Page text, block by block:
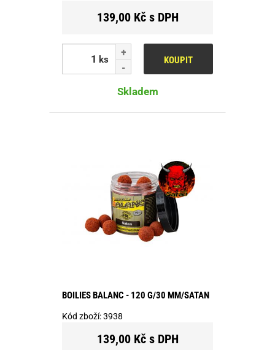
139,00 Kč s DPH
ks KOUPIT
Skladem
BOILIES BALANC - 120 G/30 MM/SATAN
Kód zboží:3938
139,00 Kč s DPH